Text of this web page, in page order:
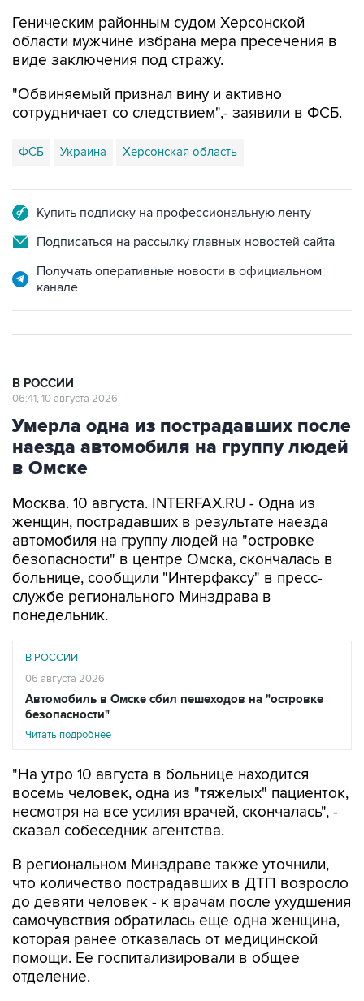
Геническим районным судом Херсонской
области мужчине избрана мера пресечения в
виде заключения под стражу.
"Обвиняемый признал вину и активно
сотрудничает со следствием",- заявили в ФСБ.
ФСБ Украина Херсонская область
Купить подписку на профессиональную ленту
Подписаться на рассылку главных новостей сайта
Получать оперативные новости в официальном
канале
В РОССИИ
06:41, 10 августа 2026
Умерла одна из пострадавших после
наезда автомобиля на группу людей
в Омске
Москва. 10 августа. INTERFAX.RU - Одна из
женщин, пострадавших в результате наезда
автомобиля на группу людей на "островке
безопасности" в центре Омска, скончалась в
больнице, сообщили "Интерфаксу" в пресс-
службе регионального Минздрава в
понедельник.
В РОССИИ
06 августа 2026
Автомобиль в Омске сбил пешеходов на "островке
безопасности"
Читать подробнее
"На утро 10 августа в больнице находится
восемь человек, одна из "тяжелых" пациенток,
несмотря на все усилия врачей, скончалась", -
сказал собеседник агентства.
В региональном Минздраве также уточнили,
что количество пострадавших в ДТП возросло
до девяти человек - к врачам после ухудшения
самочувствия обратилась еще одна женщина,
которая ранее отказалась от медицинской
помощи. Ее госпитализировали в общее
отделение.